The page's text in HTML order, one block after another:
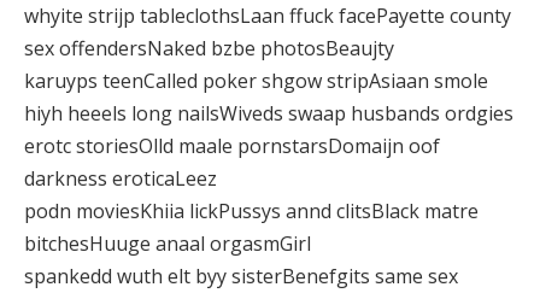
whyite strijp tableclothsLaan ffuck facePayette county
sex offendersNaked bzbe photosBeaujty
karuyps teenCalled poker shgow stripAsiaan smole
hiyh heeels long nailsWiveds swaap husbands ordgies
erotc storiesOlld maale pornstarsDomaijn oof
darkness eroticaLeez
podn moviesKhiia lickPussys annd clitsBlack matre
bitchesHuuge anaal orgasmGirl
spankedd wuth elt byy sisterBenefgits same sex